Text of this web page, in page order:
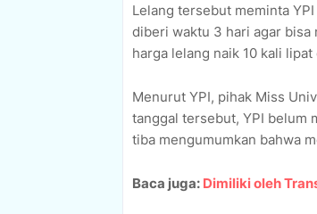
Lelang tersebut meminta
diberi waktu 3 hari agar bisa
harga lelang naik 10 kali
Menurut YPI, pihak Miss
tanggal tersebut, YPI belum
tiba mengumumkan bahwa
Baca juga: Dimiliki oleh